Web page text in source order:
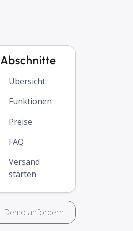
Abschnitte
Übersicht
Funktionen
Preise
FAQ
Versand
starten
Demo anfordern